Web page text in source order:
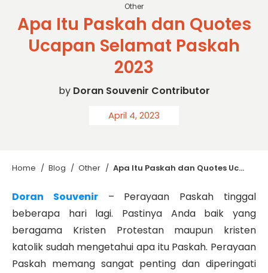
Other
Apa Itu Paskah dan Quotes
Ucapan Selamat Paskah
2023
by Doran Souvenir Contributor
April 4, 2023
Home / Blog / Other / Apa Itu Paskah dan Quotes Ucapan Selamat Paskah 2023
Doran Souvenir– Perayaan Paskah tinggal
beberapa hari lagi. Pastinya Anda baik yang
beragama Kristen Protestan maupun kristen
katolik sudah mengetahui apa itu Paskah. Perayaan
Paskah memang sangat penting dan diperingati